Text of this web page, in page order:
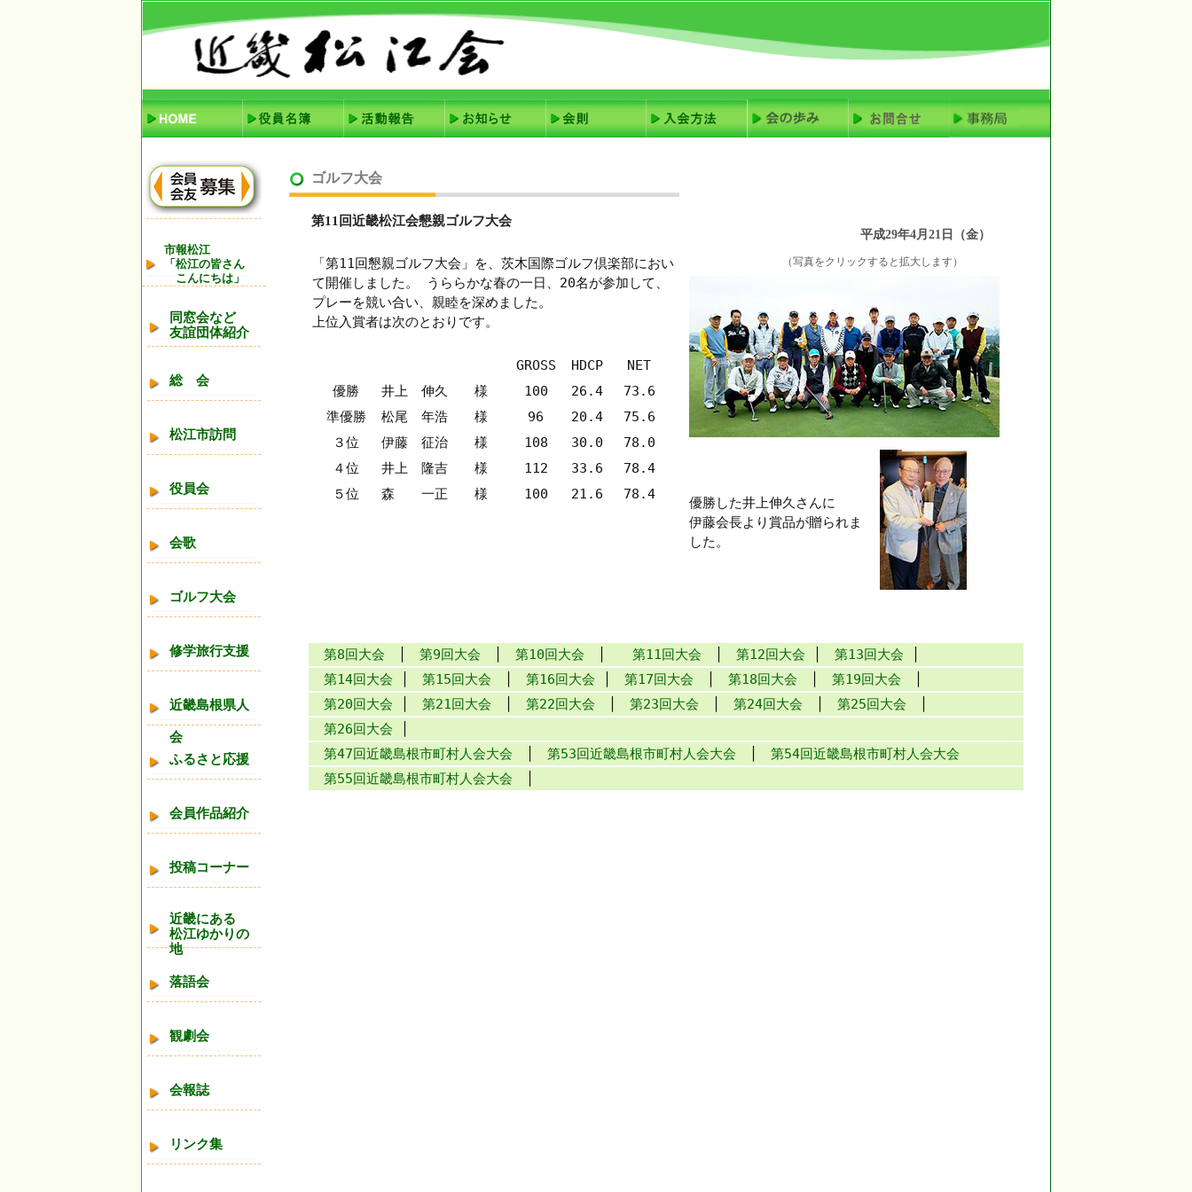
市報松江
「松江の皆さん
こんにちは」
同窓会など
友誼団体紹介
総 会
松江市訪問
役員会
会歌
ゴルフ大会
修学旅行支援
近畿島根県人
会
ふるさと応援
会員作品紹介
投稿コーナー
近畿にある
松江ゆかりの
地
落語会
観劇会
会報誌
リンク集
ゴルフ大会
第11回近畿松江会懇親ゴルフ大会
平成29年4月21日（金）
「第11回懇親ゴルフ大会」を、茨木国際ゴルフ倶楽部におい
て開催しました。 うららかな春の一日、20名が参加して、
プレーを競い合い、親睦を深めました。
上位入賞者は次のとおりです。
GROSS HDCP
NET
優勝
井上 伸久 様 100 26.4
73.6
準優勝
松尾 年浩 様 96 20.4
75.6
３位
伊藤 征治 様 108 30.0
78.0
４位
井上 隆吉 様 112 33.6
78.4
５位
森 一正 様 100 21.6 78.4
（写真をクリックすると拡大します）
優勝した井上伸久さんに
伊藤会長より賞品が贈られま
した。
第8回大会 第9回大会 第10回大会 第11回大会 第12回大会 第13回大会
第14回大会
第15回大会 第16回大会 第17回大会 第18回大会 第19回大会
第20回大会
第21回大会 第22回大会 第23回大会 第24回大会 第25回大会
第26回大会
第47回近畿島根市町村人会大会
第53回近畿島根市町村人会大会
第54回近畿島根市町村人会大会
第55回近畿島根市町村人会大会